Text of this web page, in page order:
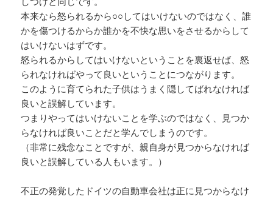
本来なら怒られるから○○してはいけないのではなく、誰
かを傷つけるからか誰かを不快な思いをさせるからして
はいけないはずです。
怒られるからしてはいけないということを裏返せば、怒
られなければやって良いということにつながります。
このように育てられた子供はうまく隠してばれなければ
良いと誤解しています。
つまりやってはいけないことを学ぶのではなく、見つか
らなければ良いことだと学んでしまうのです。
（非常に残念なことですが、親自身が見つからなければ
良いと誤解している人もいます。）
不正の発覚したドイツの自動車会社は正に見つからなけ